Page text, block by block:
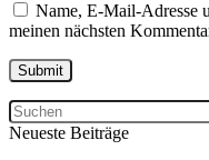
Name, E-Mail-Adresse
meinen nächsten
Neueste Beiträge